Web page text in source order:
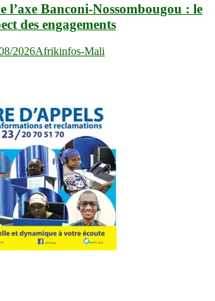
l’axe Banconi-Nossombougou : le
des engagements
2026Afrikinfos-Mali